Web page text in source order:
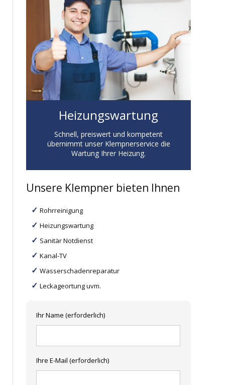
Heizungswartung
Schnell, preiswert und kompetent
übernimmt unser Klempnerservice die
Wartung Ihrer Heizung.
Unsere Klempner bieten Ihnen
Rohrreinigung
Heizungswartung
Sanitär Notdienst
Kanal-TV
Wasserschadenreparatur
Leckageortung uvm.
Ihr Name (erforderlich)
Ihre E-Mail (erforderlich)